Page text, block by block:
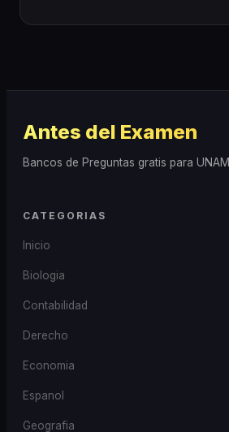
Antes del Examen
Bancos de Preguntas gratis para
CATEGORIAS
Inicio
Biologia
Contabilidad
Derecho
Economia
Espanol
Geografia